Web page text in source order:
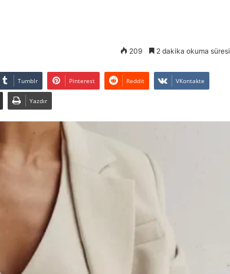
209 2 dakika okuma süresi
Tumblr Pinterest Reddit VKontakte
Yazdır